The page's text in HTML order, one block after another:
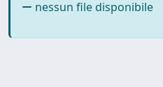
nessun file disponibile